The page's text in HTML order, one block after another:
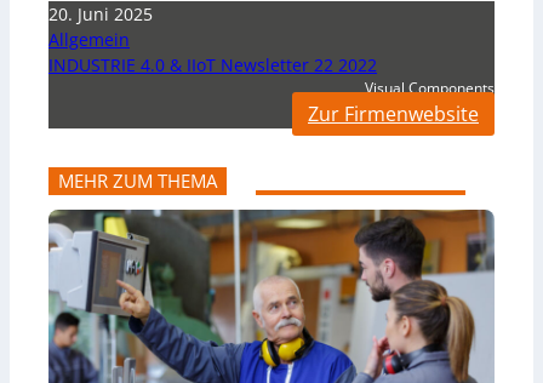
20. Juni 2025
Allgemein
INDUSTRIE 4.0 & IIoT Newsletter 22 2022
Visual Components
Zur Firmenwebsite
MEHR ZUM THEMA